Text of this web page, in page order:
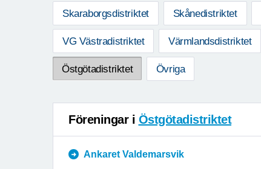
Skaraborgsdistriktet Skånedistriktet
VG Västradistriktet Värmlandsdistriktet
Östgötadistriktet Övriga
Föreningar i Östgötadistriktet
Ankaret Valdemarsvik